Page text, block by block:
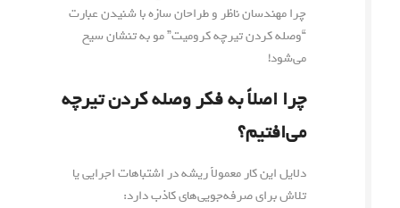
چرا مهندسان ناظر و طراحان سازه با شنیدن عبارت
“وصله کردن تیرچه کرومیت” مو به تنشان سیخ
می‌شود!
چرا اصلاً به فکر وصله کردن تیرچه
می‌افتیم؟
دلایل این کار معمولاً ریشه در اشتباهات اجرایی یا
تلاش برای صرفه‌جویی‌های کاذب دارد: